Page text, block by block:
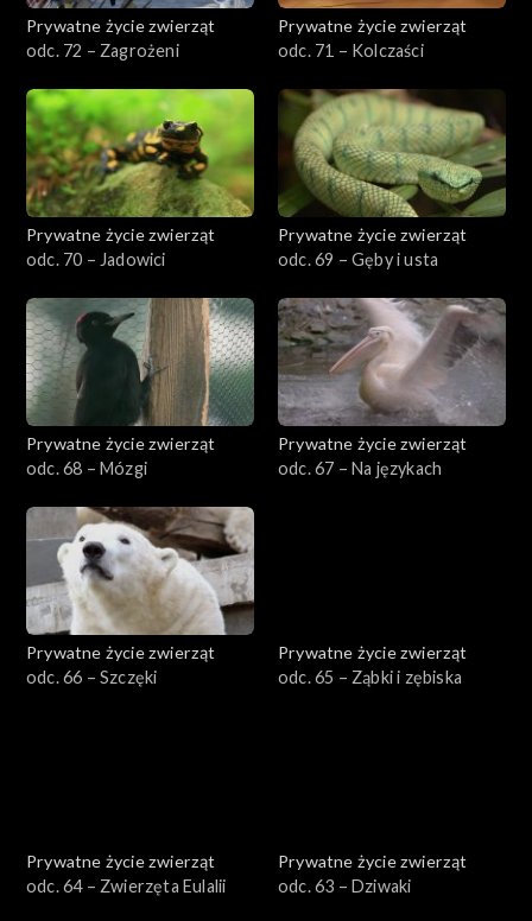
Prywatne życie zwierząt
odc. 72 – Zagrożeni
Prywatne życie zwierząt
odc. 71 – Kolczaści
Prywatne życie zwierząt
odc. 70 – Jadowici
Prywatne życie zwierząt
odc. 69 – Gęby i usta
Prywatne życie zwierząt
odc. 68 – Mózgi
Prywatne życie zwierząt
odc. 67 – Na językach
Prywatne życie zwierząt
odc. 66 – Szczęki
Prywatne życie zwierząt
odc. 65 – Ząbki i zębiska
Prywatne życie zwierząt
odc. 64 – Zwierzęta Eulalii
Prywatne życie zwierząt
odc. 63 – Dziwaki